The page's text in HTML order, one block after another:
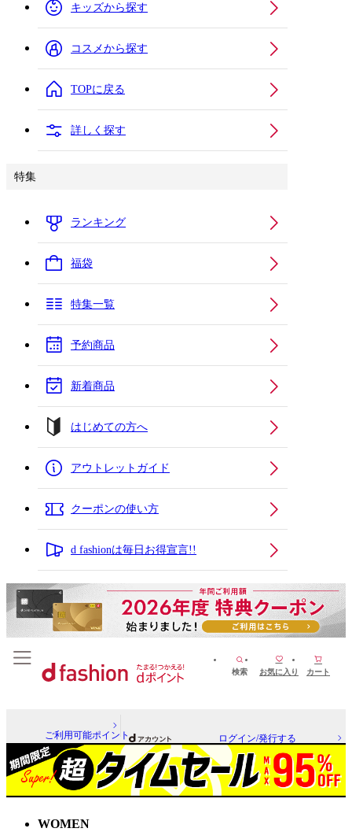
キッズから探す
コスメから探す
TOPに戻る
詳しく探す
特集
ランキング
福袋
特集一覧
予約商品
新着商品
はじめての方へ
アウトレットガイド
クーポンの使い方
d fashionは毎日お得宣言!!
検索 お気に入り カート
ご利用可能ポイント ログイン/発行する
WOMEN